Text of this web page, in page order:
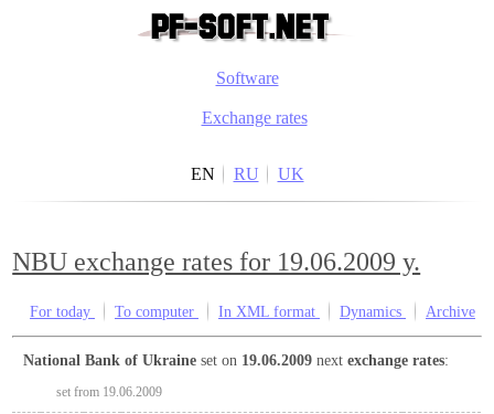
Software
Exchange rates
EN RU UK
NBU exchange rates for 19.06.2009 y.
For today To computer In XML format Dynamics Archive
National Bank of Ukraine set on 19.06.2009 nextexchange rates:
set from 19.06.2009